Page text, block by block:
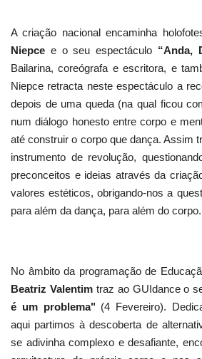
A criação nacional encaminha
Niepce e o seu espectáculo “Anda,
Bailarina, coreógrafa e escritora, e
Niepce retracta neste espectáculo a
depois de uma queda (na qual ficou
num diálogo honesto entre corpo e
até construir o corpo que dança. Assim
instrumento de revolução,
preconceitos e ideias através da
valores estéticos, obrigando-nos a
para além da dança, para além do corpo.
No âmbito da programação de
Beatriz Valentimtraz ao GUIdance o
é um problema" (4 Fevereiro).
aqui partimos à descoberta de
se adivinha complexo e desafiante,